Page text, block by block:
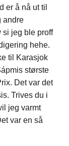
er å nå ut til
andre
si jeg ble proff
hehe.
til Karasjok
største
Det var det
Trives du i
jeg varmt
var en så